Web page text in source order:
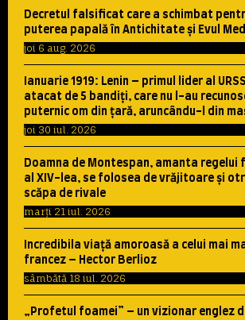
Decretul falsificat care a schimbat
puterea papală în Antichitate şi Evul
joi 6 aug. 2026
Ianuarie 1919: Lenin – primul lider al
atacat de 5 bandiţi, care nu l-au
puternic om din ţară, aruncându-l din
joi 30 iul. 2026
Doamna de Montespan, amanta regelui
al XIV-lea, se folosea de vrăjitoare şi
scăpa de rivale
marți 21 iul. 2026
Incredibila viaţă amoroasă a celui mai
francez – Hector Berlioz
sâmbătă 18 iul. 2026
„Profetul foamei” – un vizionar englez